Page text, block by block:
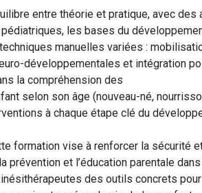
entre théorie et pratique, avec des
les bases du
manuelles variées :
développementales et intégration
la compréhension des
selon son âge (nouveau-né,
à chaque étape clé du
formation vise à renforcer la sécurité
prévention et l’éducation parentale
des outils concrets